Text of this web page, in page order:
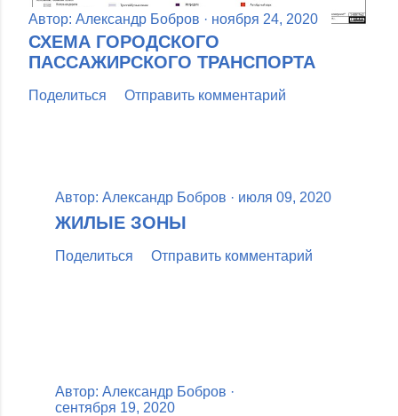
Автор: Александр Бобров ноября 24, 2020
СХЕМА ГОРОДСКОГО
ПАССАЖИРСКОГО ТРАНСПОРТА
Поделиться Отправить комментарий
Автор: Александр Бобров июля 09, 2020
ЖИЛЫЕ ЗОНЫ
Поделиться Отправить комментарий
Автор: Александр Бобров
сентября 19, 2020